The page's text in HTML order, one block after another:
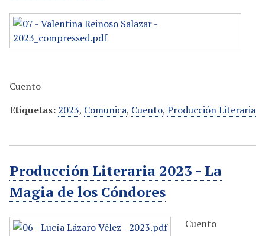
Cuento
Etiquetas: 2023, Comunica, Cuento, Producción Literaria
Producción Literaria 2023 - La
Magia de los Cóndores
Cuento